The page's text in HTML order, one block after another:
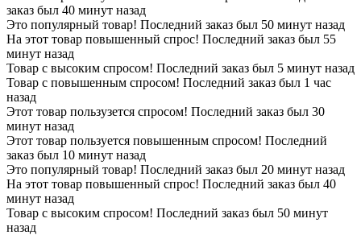
заказ был 40 минут назад
Это популярный товар! Последний заказ был 50 минут назад
На этот товар повышенный спрос! Последний заказ был 55
минут назад
Товар с высоким спросом! Последний заказ был 5 минут назад
Товар с повышенным спросом! Последний заказ был 1 час
назад
Этот товар пользузется спросом! Последний заказ был 30
минут назад
Этот товар пользуется повышенным спросом! Последний
заказ был 10 минут назад
Это популярный товар! Последний заказ был 20 минут назад
На этот товар повышенный спрос! Последний заказ был 40
минут назад
Товар с высоким спросом! Последний заказ был 50 минут
назад